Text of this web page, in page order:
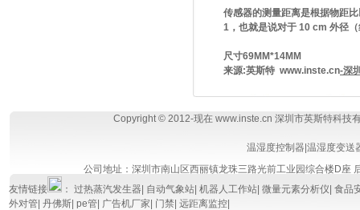
传感器的测量距离是根据物距
1，也就是说对于 10 cm 外径
尺寸69MM*14MM
来源:英斯特 www.inste.cn-深
Copyright © 2012-现在 www.inste.cn 深圳市英斯特科技
温湿度控制器 温湿度变送
公司地址：深圳市南山区西丽镇龙珠三路光前工业园综合楼D座
友情链接
： 过热蒸汽发生器 自动气象站| 机器人工作站| 微量元素分析仪 食品
外对管| 丹佛斯| pe管| 广告机厂家 门禁| 远距离监控|